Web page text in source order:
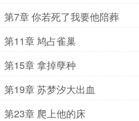
第7章 你若死了我要他陪葬
第11章 鸠占雀巢
第15章 拿掉孽种
第19章 苏梦汐大出血
第23章 爬上他的床